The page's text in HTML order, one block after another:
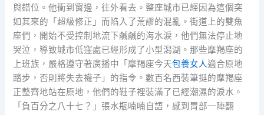
與錯位。他衝到窗邊，往外看去。整座城市已經因為這個突
如其來的「超級修正」而陷入了荒謬的混亂。街道上的雙魚
座們，開始不受控制地流下鹹鹹的海水淚，他們無法停止地
哭泣，導致城市低窪處已經形成了小型潟湖。那些摩羯座的
上班族，嚴格遵守著廣播中「摩羯座今天包養女人適合原地
踏步，否則將失去襪子」的指令。數百名西裝筆挺的摩羯座
正整齊地站在原地，他們的鞋子裡裝滿了已經潮濕的淚水。
「負百分之八十七？」張水瓶喃喃自語，感到胃部一陣翻